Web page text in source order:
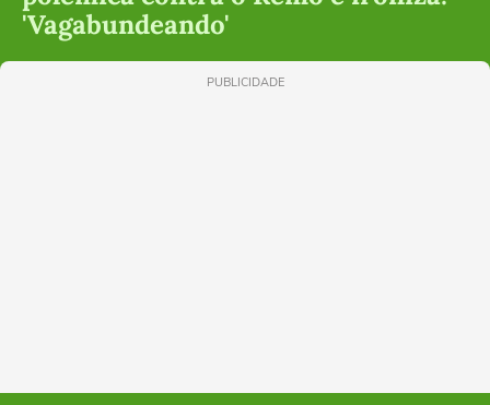
'Vagabundeando'
PUBLICIDADE